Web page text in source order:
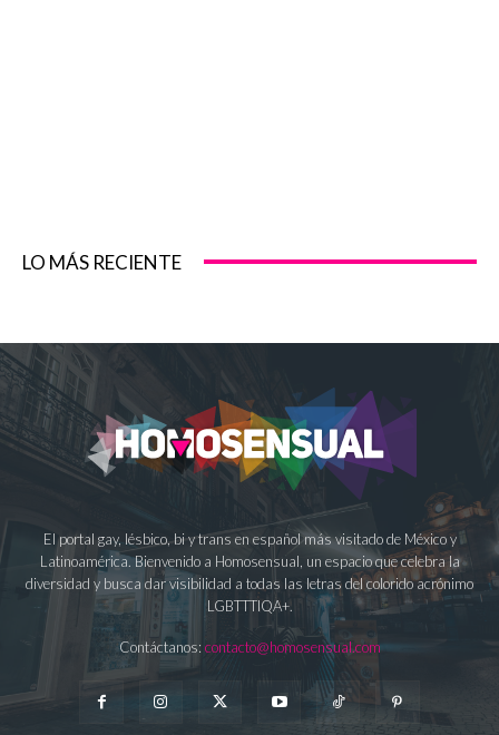
LO MÁS RECIENTE
El portal gay, lésbico, bi y trans en español más visitado de México y
Latinoamérica. Bienvenido a Homosensual, un espacio que celebra la
diversidad y busca dar visibilidad a todas las letras del colorido acrónimo
LGBTTTIQA+.
Contáctanos: contacto@homosensual.com